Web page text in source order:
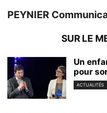
PEYNIER
SUR LE
Un
pour
ACTUALITÉS